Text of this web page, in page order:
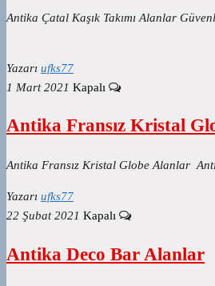
Antika Çatal Kaşık Takımı Alanlar
Yazarı ufks77
1 Mart 2021 Kapalı
Antika Fransız Kristal
Antika Fransız Kristal Globe Alanlar
Yazarı ufks77
22 Şubat 2021 Kapalı
Antika Deco Bar Alanlar